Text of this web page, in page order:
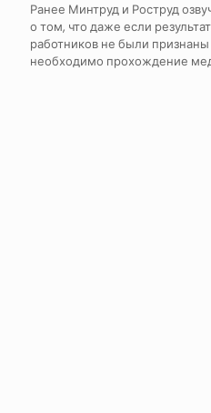
Ранее Минтруд и Роструд
о том, что даже если
работников не были
необходимо прохождение